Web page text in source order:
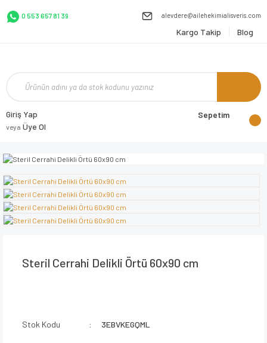
0 553 657 81 39 alevdere@ailehekimialisveris.com
Kargo Takip Blog
Giriş Yap
veya Üye Ol
Sepetim
Steril Cerrahi Delikli Örtü 60x90 cm
Stok Kodu 3EBVKEGQML